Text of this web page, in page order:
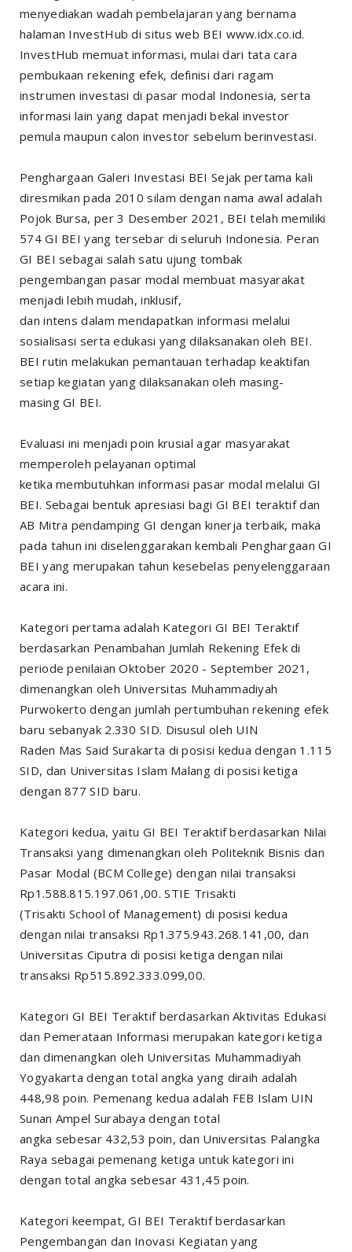
menyediakan wadah pembelajaran yang bernama
halaman InvestHub di situs web BEI www.idx.co.id.
InvestHub memuat informasi, mulai dari tata cara
pembukaan rekening efek, definisi dari ragam
instrumen investasi di pasar modal Indonesia, serta
informasi lain yang dapat menjadi bekal investor
pemula maupun calon investor sebelum berinvestasi.
Penghargaan Galeri Investasi BEI Sejak pertama kali
diresmikan pada 2010 silam dengan nama awal adalah
Pojok Bursa, per 3 Desember 2021, BEI telah memiliki
574 GI BEI yang tersebar di seluruh Indonesia. Peran
GI BEI sebagai salah satu ujung tombak
pengembangan pasar modal membuat masyarakat
menjadi lebih mudah, inklusif,
dan intens dalam mendapatkan informasi melalui
sosialisasi serta edukasi yang dilaksanakan oleh BEI.
BEI rutin melakukan pemantauan terhadap keaktifan
setiap kegiatan yang dilaksanakan oleh masing-
masing GI BEI.
Evaluasi ini menjadi poin krusial agar masyarakat
memperoleh pelayanan optimal
ketika membutuhkan informasi pasar modal melalui GI
BEI. Sebagai bentuk apresiasi bagi GI BEI teraktif dan
AB Mitra pendamping GI dengan kinerja terbaik, maka
pada tahun ini diselenggarakan kembali Penghargaan GI
BEI yang merupakan tahun kesebelas penyelenggaraan
acara ini.
Kategori pertama adalah Kategori GI BEI Teraktif
berdasarkan Penambahan Jumlah Rekening Efek di
periode penilaian Oktober 2020 - September 2021,
dimenangkan oleh Universitas Muhammadiyah
Purwokerto dengan jumlah pertumbuhan rekening efek
baru sebanyak 2.330 SID. Disusul oleh UIN
Raden Mas Said Surakarta di posisi kedua dengan 1.115
SID, dan Universitas Islam Malang di posisi ketiga
dengan 877 SID baru.
Kategori kedua, yaitu GI BEI Teraktif berdasarkan Nilai
Transaksi yang dimenangkan oleh Politeknik Bisnis dan
Pasar Modal (BCM College) dengan nilai transaksi
Rp1.588.815.197.061,00. STIE Trisakti
(Trisakti School of Management) di posisi kedua
dengan nilai transaksi Rp1.375.943.268.141,00, dan
Universitas Ciputra di posisi ketiga dengan nilai
transaksi Rp515.892.333.099,00.
Kategori GI BEI Teraktif berdasarkan Aktivitas Edukasi
dan Pemerataan Informasi merupakan kategori ketiga
dan dimenangkan oleh Universitas Muhammadiyah
Yogyakarta dengan total angka yang diraih adalah
448,98 poin. Pemenang kedua adalah FEB Islam UIN
Sunan Ampel Surabaya dengan total
angka sebesar 432,53 poin, dan Universitas Palangka
Raya sebagai pemenang ketiga untuk kategori ini
dengan total angka sebesar 431,45 poin.
Kategori keempat, GI BEI Teraktif berdasarkan
Pengembangan dan Inovasi Kegiatan yang